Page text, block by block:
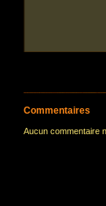
Commentaires
Aucun commentaire